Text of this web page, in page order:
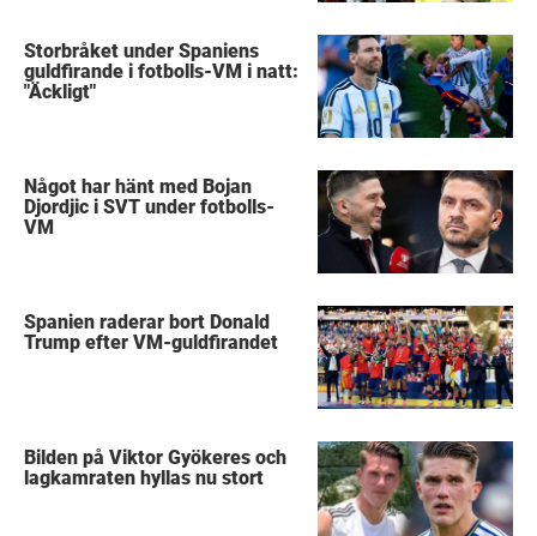
Storbråket under Spaniens
guldfirande i fotbolls-VM i natt:
"Äckligt"
Något har hänt med Bojan
Djordjic i SVT under fotbolls-
VM
Spanien raderar bort Donald
Trump efter VM-guldfirandet
Bilden på Viktor Gyökeres och
lagkamraten hyllas nu stort